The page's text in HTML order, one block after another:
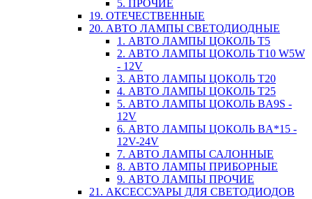
5. ПРОЧИЕ
19. ОТЕЧЕСТВЕННЫЕ
20. АВТО ЛАМПЫ СВЕТОДИОДНЫЕ
1. АВТО ЛАМПЫ ЦОКОЛЬ T5
2. АВТО ЛАМПЫ ЦОКОЛЬ T10 W5W
- 12V
3. АВТО ЛАМПЫ ЦОКОЛЬ T20
4. АВТО ЛАМПЫ ЦОКОЛЬ T25
5. АВТО ЛАМПЫ ЦОКОЛЬ BA9S -
12V
6. АВТО ЛАМПЫ ЦОКОЛЬ BA*15 -
12V-24V
7. АВТО ЛАМПЫ САЛОННЫЕ
8. АВТО ЛАМПЫ ПРИБОРНЫЕ
9. АВТО ЛАМПЫ ПРОЧИЕ
21. АКСЕССУАРЫ ДЛЯ СВЕТОДИОДОВ